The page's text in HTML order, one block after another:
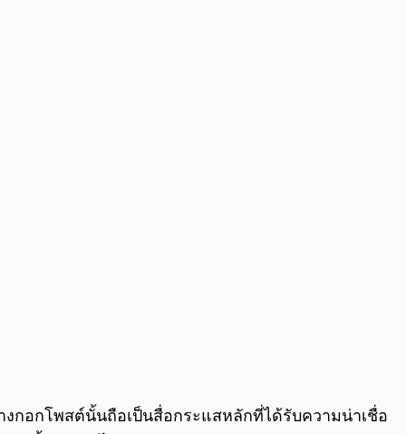
0:00
งกอกโพสต์นั้นถือเป็นสื่อกระแสหลักที่ได้รับความน่าเชื่อ